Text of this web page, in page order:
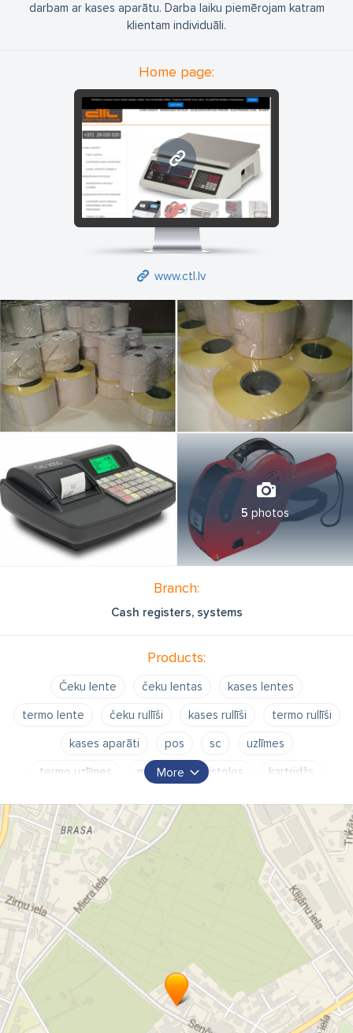
darbam ar kases aparātu. Darba laiku piemērojam katram
klientam individuāli.
Home page:
www.ctl.lv
www.ctl.lv
5 photos
Branch:
Cash registers, systems
Products:
Čeku lente čeku lentas
kases lentes
termo lente
čeku rullīši kases rullīši
termo rullīši
kases aparāti
pos sc
uzlīmes
termo uzlīmes
marķēšanas pistoles
kartridžs
elektroniskie tirdzniecības svari
printeri
svītrukodi
skaneri
skeneri lasītāji
Zebra
tehniskā apkalpošana
SAM4S
kases aparātu tirdzniecība
kases aparātu remonts
kases aparātu programmēšana
kases aparātu eiroprogrammēšana
kases aparātu pārdošana
kases aparātu plombēšana
More